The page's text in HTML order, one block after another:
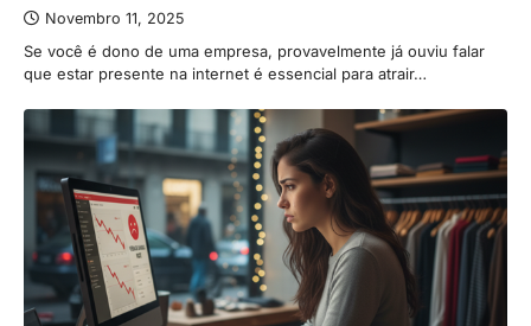
Novembro 11, 2025
Se você é dono de uma empresa, provavelmente já ouviu falar
que estar presente na internet é essencial para atrair…